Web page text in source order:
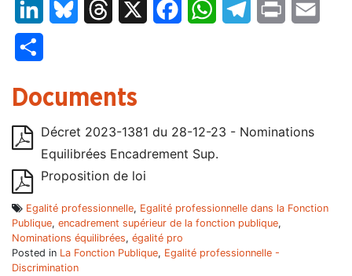
LinkedInBluesky Threads FacebookWhatsAppTelegram
Print
Documents
Décret 2023-1381 du 28-12-23 - Nominations
Equilibrées Encadrement Sup.
Proposition de loi
Egalité professionnelle, Egalité professionnelle dans la Fonction
Publique, encadrement supérieur de la fonction publique,
Nominations équilibrées, égalité pro
Posted in La Fonction Publique, Egalité professionnelle -
Discrimination